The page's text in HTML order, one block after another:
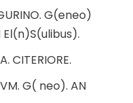
G(eneo)
El(n)S(ulibus).
CITERIORE.
G( neo). AN